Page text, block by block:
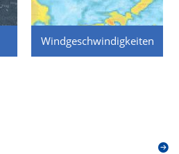
Windgeschwindigkeiten